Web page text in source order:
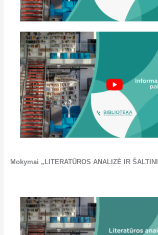
Mokymai „LITERATŪROS ANALIZĖ IR